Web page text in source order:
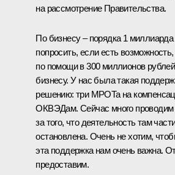
на рассмотрение Правительства.
По бизнесу – порядка 1
попросить, если есть
по помощи в 300 миллионов
бизнесу. У нас была такая
решению: три МРОТа на
ОКВЭДам. Сейчас много проводим
за того, что деятельность там
остановлена. Очень не хотим,
эта поддержка нам очень важна.
предоставим.